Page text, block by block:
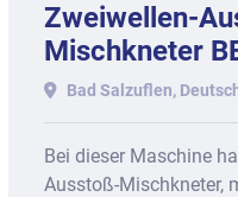
Zweiwellen-
Mischkneter
2/500 mit ca.
Nutzinhalt.
Bad Salzuflen,
Bei dieser Maschine
Ausstoß-Mischkneter,